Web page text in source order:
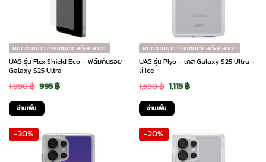
หมดชั่วคราว ทักแชทเช็คสต๊อกสาขา
UAG รุ่น Flex Shield Eco – ฟิล์มกันรอย
Galaxy S25 Ultra
1,990฿ Original
price
was:
1,990 ฿.
995฿Current
995 ฿.
อ่านเพิ่ม
หมดชั่วคราว ทักแชทเช็คสต๊อกสาขา
UAG รุ่น Plyo – เคส Galaxy S25 Ultra –
สี Ice
1,590฿ Original
price
was:
1,590 ฿.
1,115฿Current
1,115 ฿.
อ่านเพิ่ม
-30% -20%